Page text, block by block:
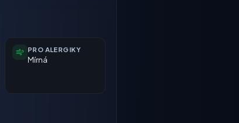
PRO ALERGIKY
Mírná